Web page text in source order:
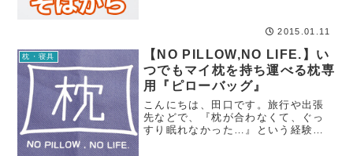
2015.01.11
枕・寝具
【NO PILLOW,NO LIFE.】い
つでもマイ枕を持ち運べる枕専
用『ピローバッグ』
こんにちは、田口です。旅行や出張
先などで、『枕が合わなくて、ぐっ
すり眠れなかった…』という経験は